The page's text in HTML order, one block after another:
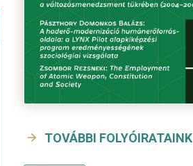
TOVÁBBI FOLYÓIRATAINK